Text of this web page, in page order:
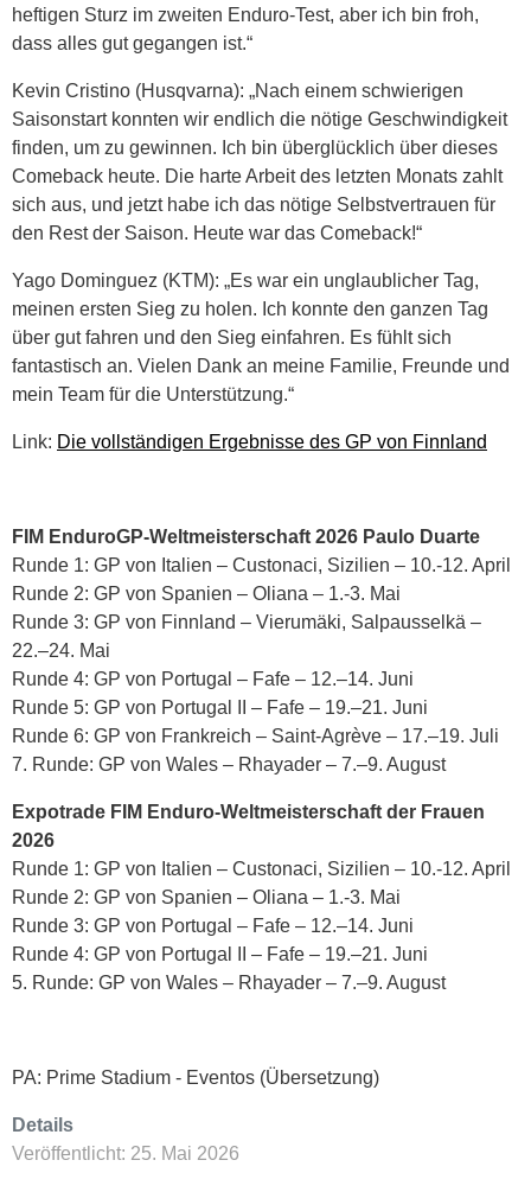
heftigen Sturz im zweiten Enduro-Test, aber ich bin froh,
dass alles gut gegangen ist.“
Kevin Cristino (Husqvarna): „Nach einem schwierigen
Saisonstart konnten wir endlich die nötige Geschwindigkeit
finden, um zu gewinnen. Ich bin überglücklich über dieses
Comeback heute. Die harte Arbeit des letzten Monats zahlt
sich aus, und jetzt habe ich das nötige Selbstvertrauen für
den Rest der Saison. Heute war das Comeback!“
Yago Dominguez (KTM): „Es war ein unglaublicher Tag,
meinen ersten Sieg zu holen. Ich konnte den ganzen Tag
über gut fahren und den Sieg einfahren. Es fühlt sich
fantastisch an. Vielen Dank an meine Familie, Freunde und
mein Team für die Unterstützung.“
Link: Die vollständigen Ergebnisse des GP von Finnland
FIM EnduroGP-Weltmeisterschaft 2026 Paulo Duarte
Runde 1: GP von Italien – Custonaci, Sizilien – 10.-12. April
Runde 2: GP von Spanien – Oliana – 1.-3. Mai
Runde 3: GP von Finnland – Vierumäki, Salpausselkä –
22.–24. Mai
Runde 4: GP von Portugal – Fafe – 12.–14. Juni
Runde 5: GP von Portugal II – Fafe – 19.–21. Juni
Runde 6: GP von Frankreich – Saint-Agrève – 17.–19. Juli
7. Runde: GP von Wales – Rhayader – 7.–9. August
Expotrade FIM Enduro-Weltmeisterschaft der Frauen
2026
Runde 1: GP von Italien – Custonaci, Sizilien – 10.-12. April
Runde 2: GP von Spanien – Oliana – 1.-3. Mai
Runde 3: GP von Portugal – Fafe – 12.–14. Juni
Runde 4: GP von Portugal II – Fafe – 19.–21. Juni
5. Runde: GP von Wales – Rhayader – 7.–9. August
PA: Prime Stadium - Eventos (Übersetzung)
Details
Veröffentlicht: 25. Mai 2026